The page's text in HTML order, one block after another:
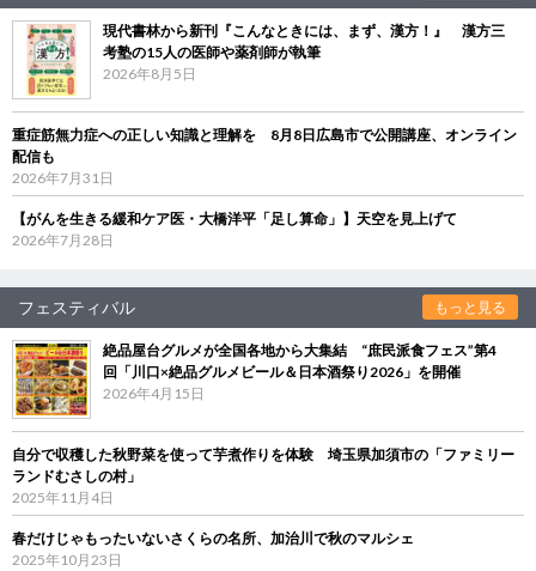
現代書林から新刊『こんなときには、まず、漢方！』 漢方三
考塾の15人の医師や薬剤師が執筆
2026年8月5日
重症筋無力症への正しい知識と理解を 8月8日広島市で公開講座、オンライン
配信も
2026年7月31日
【がんを生きる緩和ケア医・大橋洋平「足し算命」】天空を見上げて
2026年7月28日
フェスティバル もっと見る
絶品屋台グルメが全国各地から大集結 “庶民派食フェス”第4
回「川口×絶品グルメビール＆日本酒祭り2026」を開催
2026年4月15日
自分で収穫した秋野菜を使って芋煮作りを体験 埼玉県加須市の「ファミリー
ランドむさしの村」
2025年11月4日
春だけじゃもったいないさくらの名所、加治川で秋のマルシェ
2025年10月23日